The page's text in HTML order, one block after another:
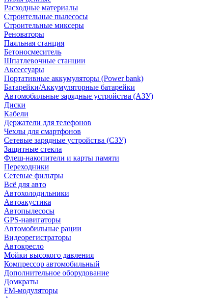
Расходные материалы
Строительные пылесосы
Строительные миксеры
Реноваторы
Паяльная станция
Бетоносмеситель
Шпатлевочные станции
Аксессуары
Портативные аккумуляторы (Power bank)
Батарейки/Аккумуляторные батарейки
Автомобильные зарядные устройства (АЗУ)
Диски
Кабели
Держатели для телефонов
Чехлы для смартфонов
Сетевые зарядные устройства (СЗУ)
Защитные стекла
Флеш-накопители и карты памяти
Переходники
Сетевые фильтры
Всё для авто
Автохолодильники
Автоакустика
Автопылесосы
GPS-навигаторы
Автомобильные рации
Видеорегистраторы
Автокресло
Мойки высокого давления
Компрессор автомобильный
Дополнительное оборудование
Домкраты
FM-модуляторы